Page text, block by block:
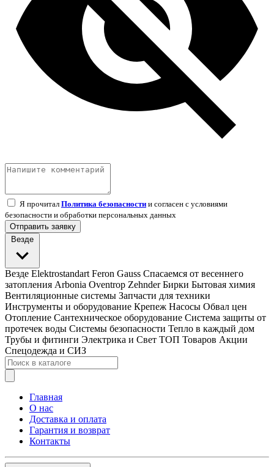
Я прочитал Политика безопасности и согласен с условиями
безопасности и обработки персональных данных
Отправить заявку
Везде
Везде Elektrostandart Feron Gauss Спасаемся от весеннего
затопления Arbonia Oventrop Zehnder Бирки Бытовая химия
Вентиляционные системы Запчасти для техники
Инструменты и оборудование Крепеж Насосы Обвал цен
Отопление Сантехническое оборудование Система защиты от
протечек воды Системы безопасности Тепло в каждый дом
Трубы и фитинги Электрика и Свет ТОП Товаров Акции
Спецодежда и СИЗ
Главная
О нас
Доставка и оплата
Гарантия и возврат
Контакты